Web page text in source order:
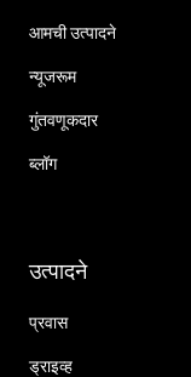
आमची उत्पादने
न्यूजरूम
गुंतवणूकदार
ब्लॉग
उत्पादने
प्रवास
ड्राइव्ह